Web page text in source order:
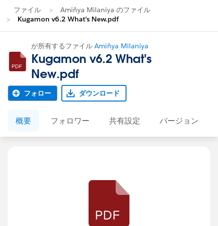
ファイル
Amiñya Milaniya のファイル
Kugamon v6.2 What's New.pdf
が所有するファイル Amiñya Milaniya
Kugamon v6.2 What's
New.pdf
フォロー ダウンロード
概要 フォロワー 共有設定 バージョン